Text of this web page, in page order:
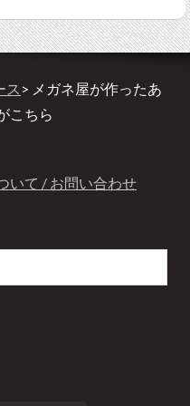
ス > メガネ屋が作ったあ
こちら
いて / お問い合わせ